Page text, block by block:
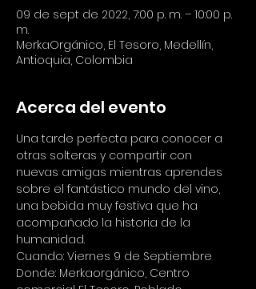
09 de sept de 2022, 7:00 p. m. – 10:00 p.
m.
MerkaOrgánico, El Tesoro, Medellín,
Antioquia, Colombia
Acerca del evento
Una tarde perfecta para conocer a
otras solteras y compartir con
nuevas amigas mientras aprendes
sobre el fantástico mundo del vino,
una bebida muy festiva que ha
acompañado la historia de la
humanidad.
Cuando: Viernes 9 de Septiembre
Donde: Merkaorgánico, Centro